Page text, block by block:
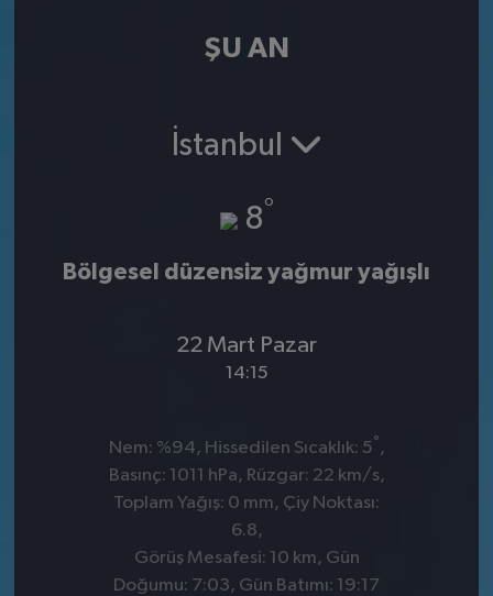
ŞU AN
İstanbul
8°
Bölgesel düzensiz yağmur yağışlı
22 Mart Pazar
14:15
Nem: %94, Hissedilen Sıcaklık: 5° ,
Basınç: 1011 hPa, Rüzgar: 22 km/s,
Toplam Yağış: 0 mm, Çiy Noktası:
6.8,
Görüş Mesafesi: 10 km, Gün
Doğumu: 7:03, Gün Batımı: 19:17